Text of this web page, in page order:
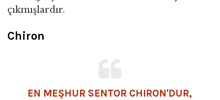
çıkmışlardır.
Chiron
EN MEŞHUR SENTOR CHIRON'DUR,